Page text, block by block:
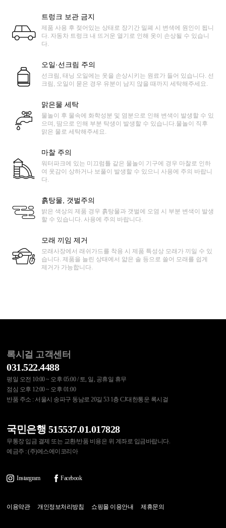
트렁크 보관 금지
제품 사용 후 젖어있는 상태로 장기간 밀폐 시 변색에 원인이 됩니
다. 자동차 트렁크 내 뜨거운 열기로 인해 옷이 손상될 수 있습니
다.
오일·선크림 주의
선크림, 태닝 오일에는 옷을 손상시키는 원료가 들어 있습니다. 선
크림, 오일이 묻은 경우 유분이 남지 않을 때까지 세탁해주세요.
맑은물 세탁
물놀이 후 물속에 화학성분 및 염분으로 인해 변색이 발생할 수 있
으며, 땀으로 인해 부분 탁생이 발생할 수 있습니다.물놀이 직후
맑은 물로 세탁해주세요.
마찰 주의
워터파크에 있는 미끄럼틀 같은 물놀이 기구에 경우 마찰로 인하
여 옷감이 상하거나 보풀이 발생할 수 있으니 사용에 주의 바랍니
다.
흙탕물, 갯벌주의
밝은 색상의 제품 경우 흙탕물과 갯벌에 오염 시 부분 변색이 발생
할 수 있습니다. 사용에 주의 바랍니다.
모래 끼임 제거
모래사장에서 래쉬가드를 착용 시 제품 특성상 모래가 끼일 수 있
습니다. 제품을 늘린 상태에서 얇은 솔 등으로 쓸어 모래를 쉽게
제거가 가능합니다.
록시걸 고객센터
031.522.4488
평일 오전 10:00 ~ 오후 05:00 / 토, 일, 공휴일 휴무
점심 오후 12:00 ~ 오후 01:00
반품 주소 : 서울시 송파구 동남로 20길 53 1층 CJ대한통운 록시걸
국민은행 515537.01.017828
무통장 입금 결제 또는 교환/반품 비용은 위 계좌로 입금바랍니다.
예금주 : (주)에스에이코리아
Instargram Facebook
이용약관 개인정보처리방침 쇼핑몰 이용안내 제휴문의